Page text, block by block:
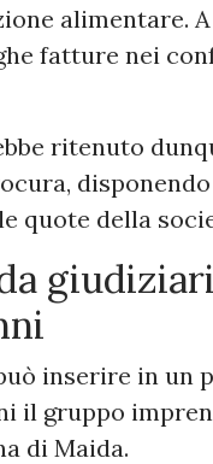
alimentare.
fatture nei
ritenuto
quote della
inserire in un
il gruppo
di Maida.